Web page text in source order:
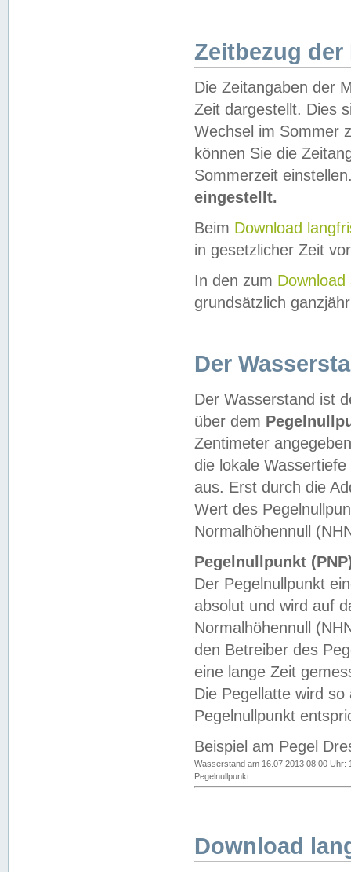
Zeitbezug der
Die Zeitangaben der
Zeit dargestellt. Dies
Wechsel im Sommer
können Sie die
Sommerzeit
eingestellt.
Beim Download
in gesetzlicher Zeit
In den zum Download
grundsätzlich
Der
Der Wasserstand ist
über dem
Zentimeter
die lokale
aus. Erst durch die
Wert des
Normalhöhennull
Pegelnullpunkt
Der Pegelnullpunkt
absolut und wird auf
Normalhöhennull
den Betreiber des
eine lange Zeit
Die Pegellatte wird
Pegelnullpunkt
Beispiel am Pegel
Wasserstand am 16.07.2013 08:00 Uhr:
Pegelnullpunkt
Download